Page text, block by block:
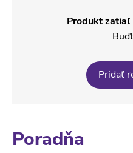
Produkt
Pridať
Poradňa